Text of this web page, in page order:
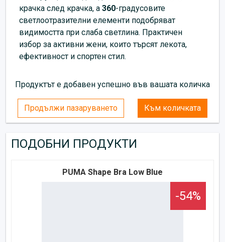
крачка след крачка, а 360-градусовите
светлоотразителни елементи подобряват
видимостта при слаба светлина. Практичен
избор за активни жени, които търсят лекота,
ефективност и спортен стил.
Продуктът е добавен успешно във вашата количка
Продължи пазаруването Към количката
ПОДОБНИ ПРОДУКТИ
PUMA Shape Bra Low Blue
-54%